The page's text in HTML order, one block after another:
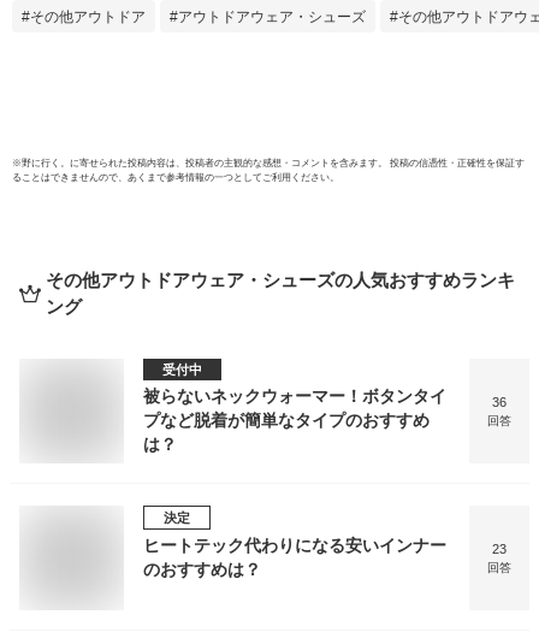
付き
その他アウトドア アウトドアウェア・シューズ その他アウトドアウ
※野に行く。 に寄せられた投稿内容は、投稿者の主観的な感想・コメントを含みます。 投稿の信憑性・正確性を保証す
ることはできませんので、あくまで参考情報の一つとしてご利用ください。
その他アウトドアウェア・シューズの人気おすすめランキ
ング
受付中
被らないネックウォーマー！ボタンタイ
プなど脱着が簡単なタイプのおすすめ
は？
36
回答
決定
ヒートテック代わりになる安いインナー
のおすすめは？
23
回答